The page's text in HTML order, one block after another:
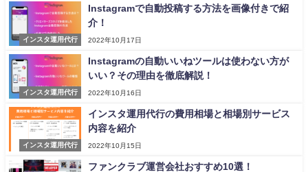
インスタ運用代行
Instagramで自動投稿する方法を画像付きで紹
介！
2022年10月17日
インスタ運用代行
Instagramの自動いいねツールは使わない方が
いい？その理由を徹底解説！
2022年10月16日
インスタ運用代行
インスタ運用代行の費用相場と相場別サービス
内容を紹介
2022年10月15日
ファンクラブ運営会社おすすめ10選！